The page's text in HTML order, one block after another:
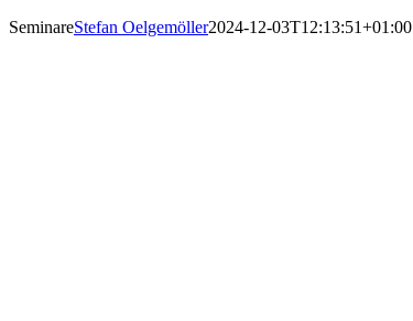
SeminareStefan Oelgemöller2024-12-03T12:13:51+01:00